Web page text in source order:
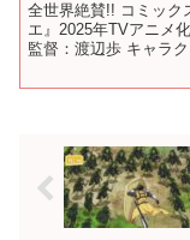
全世界絶賛!! コミック
エ』2025年TVアニ
監督：渡辺歩 キャラ